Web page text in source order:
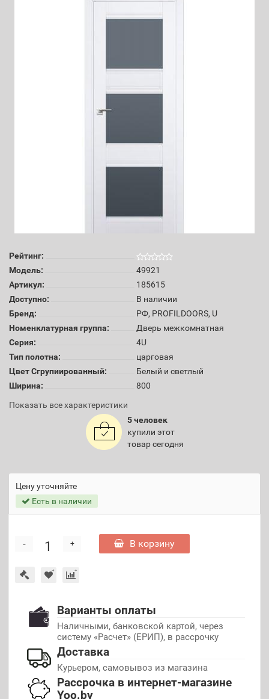
Рейтинг:
Модель:
49921
Артикул:
185615
Доступно:
В наличии
Бренд:
РФ, PROFILDOORS, U
Номенклатурная группа:
Дверь межкомнатная
Серия:
4U
Тип полотна:
царговая
Цвет Сгрупиированный:
Белый и светлый
Ширина:
800
Показать все характеристики
5 человек
купили этот
товар сегодня
Цену уточняйте
Есть в наличии
+
- В корзину
Варианты оплаты
Наличными, банковской картой, через
систему «Расчет» (ЕРИП), в рассрочку
Доставка
Курьером, самовывоз из магазина
Рассрочка в интернет-магазине
Yoo.by